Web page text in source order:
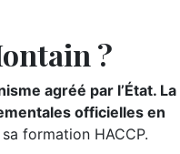
?
agréé par l’État. La
officielles en
formation HACCP.